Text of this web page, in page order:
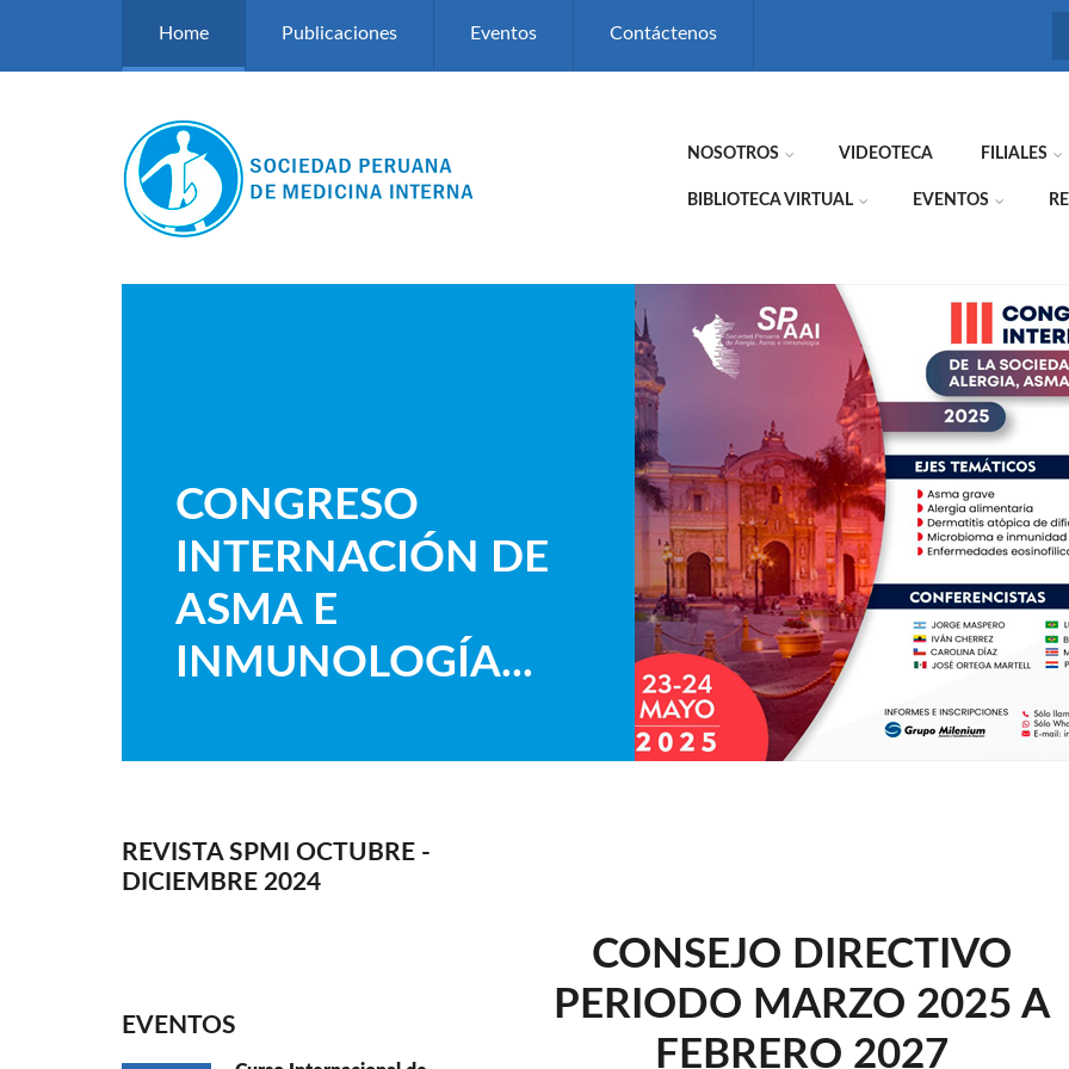
Home Publicaciones Eventos Contáctenos
NOSOTROS VIDEOTECA FILIALES
BIBLIOTECA VIRTUAL EVENTOS
CONGRESO
INTERNACIÓN DE
ASMA E
INMUNOLOGÍA...
REVISTA SPMI OCTUBRE -
DICIEMBRE 2024
EVENTOS
CONSEJO DIRECTIVO
PERIODO MARZO 2025 A
FEBRERO 2027